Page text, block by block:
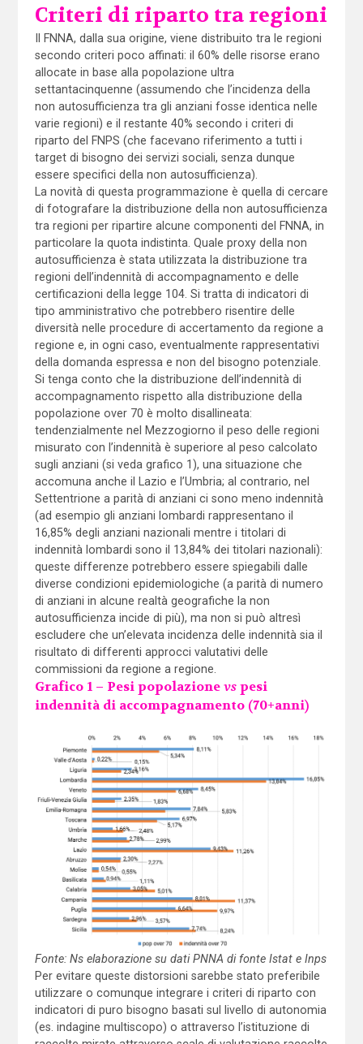
Criteri di riparto tra regioni
Il FNNA, dalla sua origine, viene distribuito tra le regioni
secondo criteri poco affinati: il 60% delle risorse erano
allocate in base alla popolazione ultra
settantacinquenne (assumendo che l’incidenza della
non autosufficienza tra gli anziani fosse identica nelle
varie regioni) e il restante 40% secondo i criteri di
riparto del FNPS (che facevano riferimento a tutti i
target di bisogno dei servizi sociali, senza dunque
essere specifici della non autosufficienza).
La novità di questa programmazione è quella di cercare
di fotografare la distribuzione della non autosufficienza
tra regioni per ripartire alcune componenti del FNNA, in
particolare la quota indistinta. Quale proxy della non
autosufficienza è stata utilizzata la distribuzione tra
regioni dell’indennità di accompagnamento e delle
certificazioni della legge 104. Si tratta di indicatori di
tipo amministrativo che potrebbero risentire delle
diversità nelle procedure di accertamento da regione a
regione e, in ogni caso, eventualmente rappresentativi
della domanda espressa e non del bisogno potenziale.
Si tenga conto che la distribuzione dell’indennità di
accompagnamento rispetto alla distribuzione della
popolazione over 70 è molto disallineata:
tendenzialmente nel Mezzogiorno il peso delle regioni
misurato con l’indennità è superiore al peso calcolato
sugli anziani (si veda grafico 1), una situazione che
accomuna anche il Lazio e l’Umbria; al contrario, nel
Settentrione a parità di anziani ci sono meno indennità
(ad esempio gli anziani lombardi rappresentano il
16,85% degli anziani nazionali mentre i titolari di
indennità lombardi sono il 13,84% dei titolari nazionali):
queste differenze potrebbero essere spiegabili dalle
diverse condizioni epidemiologiche (a parità di numero
di anziani in alcune realtà geografiche la non
autosufficienza incide di più), ma non si può altresì
escludere che un’elevata incidenza delle indennità sia il
risultato di differenti approcci valutativi delle
commissioni da regione a regione.
Grafico 1 – Pesi popolazione vspesi
indennità di accompagnamento (70+anni)
Fonte: Ns elaborazione su dati PNNA di fonte Istat e Inps
Per evitare queste distorsioni sarebbe stato preferibile
utilizzare o comunque integrare i criteri di riparto con
indicatori di puro bisogno basati sul livello di autonomia
(es. indagine multiscopo) o attraverso l’istituzione di